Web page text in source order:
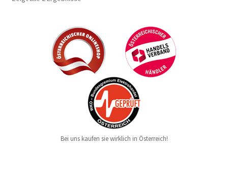
Bei uns kaufen sie wirklich in Österreich!